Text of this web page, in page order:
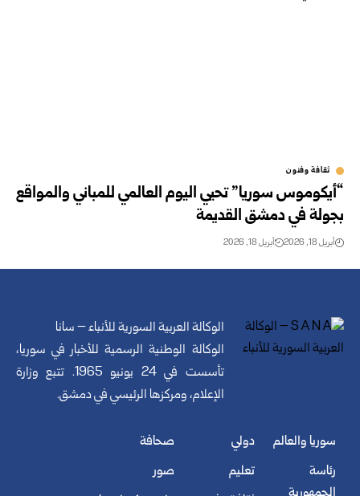
ثقافة وفنون
“أيكوموس سوريا” تحيي اليوم العالمي للمباني والمواقع
بجولة في دمشق القديمة
أبريل 18, 2026 أبريل 18, 2026
الوكالة العربية السورية للأنباء – سانا
الوكالة الوطنية الرسمية للأخبار في سوريا،
تأسست في 24 يونيو 1965. تتبع وزارة
الإعلام، ومركزها الرئيسي في دمشق.
سوريا والعالم
رئاسة
دولي
تعليم
صحافة
صور